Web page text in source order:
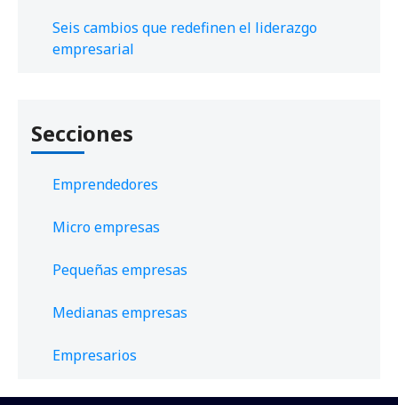
Seis cambios que redefinen el liderazgo
empresarial
Secciones
Emprendedores
Micro empresas
Pequeñas empresas
Medianas empresas
Empresarios